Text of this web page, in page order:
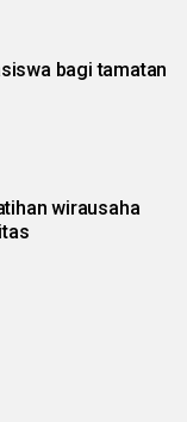
bagi tamatan
wirausaha